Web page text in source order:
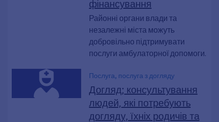
фінансування
Районні органи влади та
незалежні міста можуть
добровільно підтримувати
послуги амбулаторної допомоги.
Послуга, послуга з догляду
Догляд; консультування
людей, які потребують
догляду, їхніх родичів та